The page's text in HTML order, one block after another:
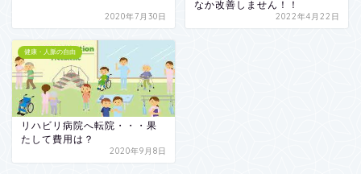
2020年7月30日
なか改善しません！！
2022年4月22日
健康・人脈の自由
リハビリ病院へ転院・・・果
たして費用は？
2020年9月8日